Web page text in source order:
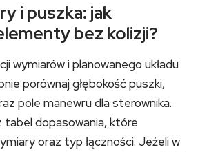
i puszka: jak
bez kolizji?
wymiarów i planowanego układu
porównaj głębokość puszki,
pole manewru dla sterownika.
dopasowania, które
oraz typ łączności. Jeżeli w